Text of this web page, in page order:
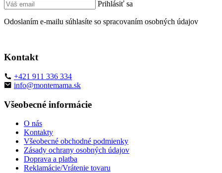
Prihlásiť sa
Odoslaním e-mailu súhlasíte so spracovaním osobných údajov
Kontakt
+421 911 336 334
info@montemama.sk
Všeobecné informácie
O nás
Kontakty
Všeobecné obchodné podmienky
Zásady ochrany osobných údajov
Doprava a platba
Reklamácie/Vrátenie tovaru